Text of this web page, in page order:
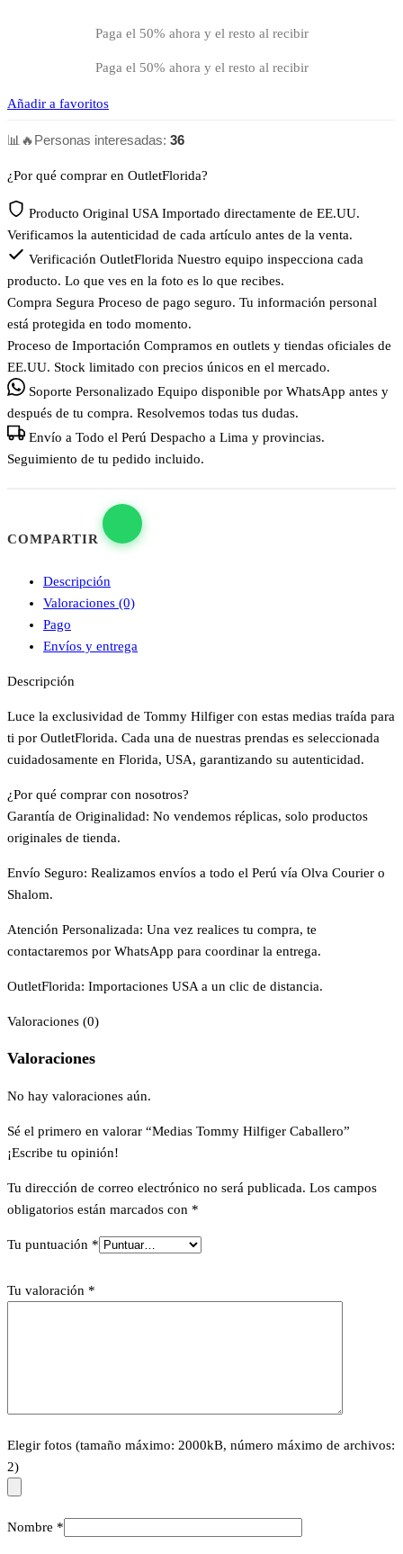
Paga el 50% ahora y el resto al recibir
Paga el 50% ahora y el resto al recibir
Añadir a favoritos
📊 🔥Personas interesadas: 36
¿Por qué comprar en OutletFlorida?
Producto Original USA Importado directamente de EE.UU.
Verificamos la autenticidad de cada artículo antes de la venta.
Verificación OutletFlorida Nuestro equipo inspecciona cada
producto. Lo que ves en la foto es lo que recibes.
Compra Segura Proceso de pago seguro. Tu información personal
está protegida en todo momento.
Proceso de Importación Compramos en outlets y tiendas oficiales de
EE.UU. Stock limitado con precios únicos en el mercado.
Soporte Personalizado Equipo disponible por WhatsApp antes y
después de tu compra. Resolvemos todas tus dudas.
Envío a Todo el Perú Despacho a Lima y provincias.
Seguimiento de tu pedido incluido.
COMPARTIR
Descripción
Valoraciones (0)
Pago
Envíos y entrega
Descripción
Luce la exclusividad de Tommy Hilfiger con estas medias traída para
ti por OutletFlorida. Cada una de nuestras prendas es seleccionada
cuidadosamente en Florida, USA, garantizando su autenticidad.
¿Por qué comprar con nosotros?
Garantía de Originalidad: No vendemos réplicas, solo productos
originales de tienda.
Envío Seguro: Realizamos envíos a todo el Perú vía Olva Courier o
Shalom.
Atención Personalizada: Una vez realices tu compra, te
contactaremos por WhatsApp para coordinar la entrega.
OutletFlorida: Importaciones USA a un clic de distancia.
Valoraciones (0)
Valoraciones
No hay valoraciones aún.
Sé el primero en valorar “Medias Tommy Hilfiger Caballero”
¡Escribe tu opinión!
Tu dirección de correo electrónico no será publicada. Los campos
obligatorios están marcados con *
Tu puntuación *
Tu valoración *
Elegir fotos (tamaño máximo: 2000kB, número máximo de archivos:
2)
Nombre *